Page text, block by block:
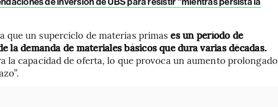
que un superciclo de materias primases un período de
la demanda de materiales básicos que dura varias décadas.
la capacidad de oferta, lo que provoca un aumento prolongado